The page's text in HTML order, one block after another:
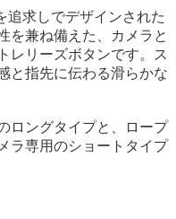
追求しでデザインされた
を兼ね備えた、カメラと
レリーズボタンです。ス
と指先に伝わる滑らかな
ロングタイプと、ロープ
ラ専用のショートタイプ